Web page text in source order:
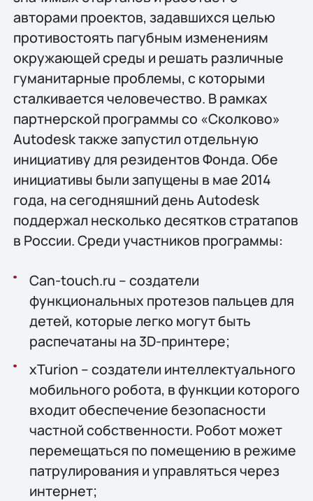
авторами проектов, задавшихся целью
противостоять пагубным изменениям
окружающей среды и решать различные
гуманитарные проблемы, с которыми
сталкивается человечество. В рамках
партнерской программы со «Сколково»
Autodesk также запустил отдельную
инициативу для резидентов Фонда. Обе
инициативы были запущены в мае 2014
года, на сегодняшний день Autodesk
поддержал несколько десятков стратапов
в России. Среди участников программы:
Can-touch.ru – создатели
функциональных протезов пальцев для
детей, которые легко могут быть
распечатаны на 3D-принтере;
хTurion – создатели интеллектуального
мобильного робота, в функции которого
входит обеспечение безопасности
частной собственности. Робот может
перемещаться по помещению в режиме
патрулирования и управляться через
интернет;